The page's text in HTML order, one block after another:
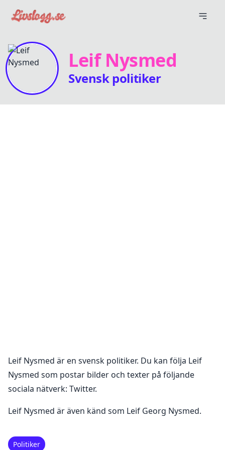
Leif Nysmed
Svensk politiker
Leif Nysmed är en svensk politiker. Du kan följa Leif
Nysmed som postar bilder och texter på följande
sociala nätverk: Twitter.
Leif Nysmed är även känd som Leif Georg Nysmed.
Politiker